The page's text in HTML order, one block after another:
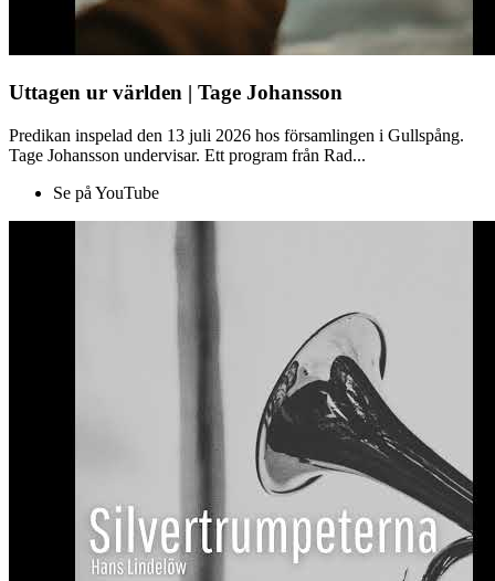
Uttagen ur världen | Tage Johansson
Predikan inspelad den 13 juli 2026 hos församlingen i Gullspång.
Tage Johansson undervisar. Ett program från Rad...
Se på YouTube